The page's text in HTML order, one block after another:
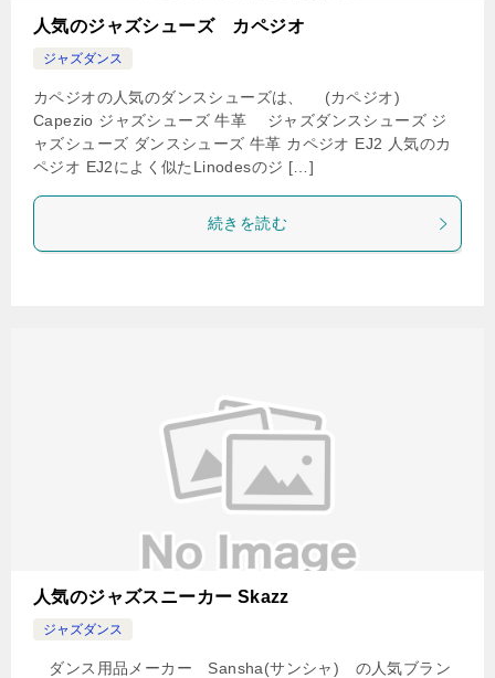
人気のジャズシューズ カペジオ
ジャズダンス
カペジオの人気のダンスシューズは、 (カペジオ)
Capezio ジャズシューズ 牛革 ジャズダンスシューズ ジ
ャズシューズ ダンスシューズ 牛革 カペジオ EJ2 人気のカ
ペジオ EJ2によく似たLinodesのジ […]
続きを読む
人気のジャズスニーカー Skazz
ジャズダンス
ダンス用品メーカー Sansha(サンシャ) の人気ブラン